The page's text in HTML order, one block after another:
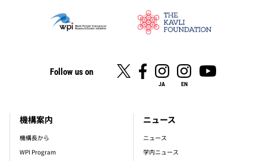
Follow us on
JA EN
footer_main_menu
機構案内
機構長から
WPI Program
ニュース
ニュース
学内ニュース